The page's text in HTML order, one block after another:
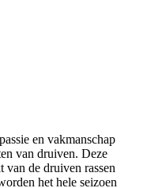
en vakmanschap
van druiven. Deze
van de druiven rassen
het hele seizoen